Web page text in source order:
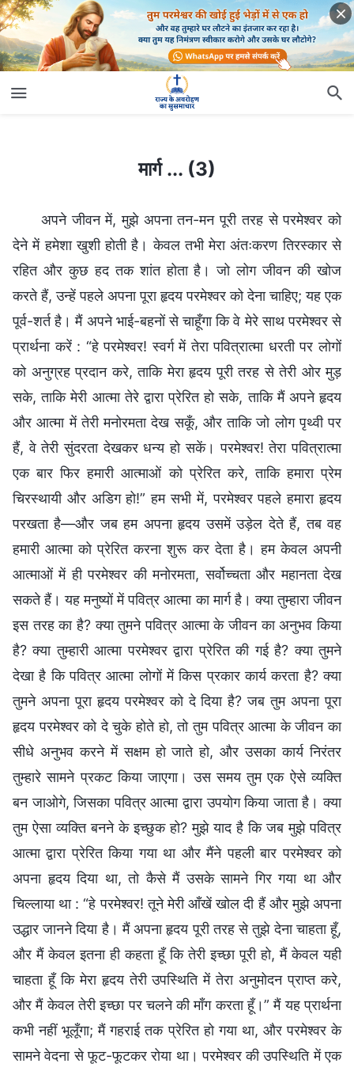
मार्ग ... (3)
अपने जीवन में, मुझे अपना तन-मन पूरी तरह से परमेश्वर को
देने में हमेशा खुशी होती है। केवल तभी मेरा अंतःकरण तिरस्कार से
रहित और कुछ हद तक शांत होता है। जो लोग जीवन की खोज
करते हैं, उन्हें पहले अपना पूरा हृदय परमेश्वर को देना चाहिए; यह एक
पूर्व-शर्त है। मैं अपने भाई-बहनों से चाहूँगा कि वे मेरे साथ परमेश्वर से
प्रार्थना करें : “हे परमेश्वर! स्वर्ग में तेरा पवित्रात्मा धरती पर लोगों
को अनुग्रह प्रदान करे, ताकि मेरा हृदय पूरी तरह से तेरी ओर मुड़
सके, ताकि मेरी आत्मा तेरे द्वारा प्रेरित हो सके, ताकि मैं अपने हृदय
और आत्मा में तेरी मनोरमता देख सकूँ, और ताकि जो लोग पृथ्वी पर
हैं, वे तेरी सुंदरता देखकर धन्य हो सकें। परमेश्वर! तेरा पवित्रात्मा
एक बार फिर हमारी आत्माओं को प्रेरित करे, ताकि हमारा प्रेम
चिरस्थायी और अडिग हो!” हम सभी में, परमेश्वर पहले हमारा हृदय
परखता है—और जब हम अपना हृदय उसमें उड़ेल देते हैं, तब वह
हमारी आत्मा को प्रेरित करना शुरू कर देता है। हम केवल अपनी
आत्माओं में ही परमेश्वर की मनोरमता, सर्वोच्चता और महानता देख
सकते हैं। यह मनुष्यों में पवित्र आत्मा का मार्ग है। क्या तुम्हारा जीवन
इस तरह का है? क्या तुमने पवित्र आत्मा के जीवन का अनुभव किया
है? क्या तुम्हारी आत्मा परमेश्वर द्वारा प्रेरित की गई है? क्या तुमने
देखा है कि पवित्र आत्मा लोगों में किस प्रकार कार्य करता है? क्या
तुमने अपना पूरा हृदय परमेश्वर को दे दिया है? जब तुम अपना पूरा
हृदय परमेश्वर को दे चुके होते हो, तो तुम पवित्र आत्मा के जीवन का
सीधे अनुभव करने में सक्षम हो जाते हो, और उसका कार्य निरंतर
तुम्हारे सामने प्रकट किया जाएगा। उस समय तुम एक ऐसे व्यक्ति
बन जाओगे, जिसका पवित्र आत्मा द्वारा उपयोग किया जाता है। क्या
तुम ऐसा व्यक्ति बनने के इच्छुक हो? मुझे याद है कि जब मुझे पवित्र
आत्मा द्वारा प्रेरित किया गया था और मैंने पहली बार परमेश्वर को
अपना हृदय दिया था, तो कैसे मैं उसके सामने गिर गया था और
चिल्लाया था : “हे परमेश्वर! तूने मेरी आँखें खोल दी हैं और मुझे अपना
उद्धार जानने दिया है। मैं अपना हृदय पूरी तरह से तुझे देना चाहता हूँ,
और मैं केवल इतना ही कहता हूँ कि तेरी इच्छा पूरी हो, मैं केवल यही
चाहता हूँ कि मेरा हृदय तेरी उपस्थिति में तेरा अनुमोदन प्राप्त करे,
और मैं केवल तेरी इच्छा पर चलने की माँग करता हूँ।” मैं यह प्रार्थना
कभी नहीं भूलूँगा; मैं गहराई तक प्रेरित हो गया था, और परमेश्वर के
सामने वेदना से फूट-फूटकर रोया था। परमेश्वर की उपस्थिति में एक